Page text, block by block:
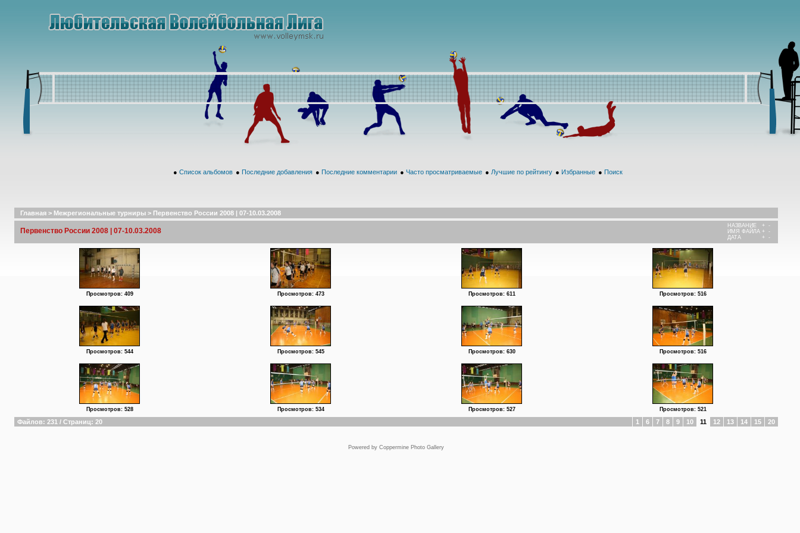
● Список альбомов ● Последние добавления ● Последние комментарии ● Часто просматриваемые ● Лучшие по рейтингу ● Избранные ● Поиск
Главная > Межрегиональные турниры > Первенство России 2008 | 07-10.03.2008
Первенство России 2008 | 07-10.03.2008
НАЗВАНИЕ + -
ИМЯ ФАЙЛА + -
ДАТА
+ -
Просмотров: 409 Просмотров: 473 Просмотров: 611 Просмотров: 516
Просмотров: 544 Просмотров: 545 Просмотров: 630 Просмотров: 516
Просмотров: 528 Просмотров: 534 Просмотров: 527 Просмотров: 521
Файлов: 231 / Страниц: 20 1 6 7 8 9 10 11 12 13 14 15 20
Powered by Coppermine Photo Gallery